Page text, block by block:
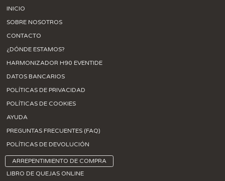
INICIO
SOBRE NOSOTROS
CONTACTO
¿DÓNDE ESTAMOS?
HARMONIZADOR H90 EVENTIDE
DATOS BANCARIOS
POLÍTICAS DE PRIVACIDAD
POLÍTICAS DE COOKIES
AYUDA
PREGUNTAS FRECUENTES (FAQ)
POLÍTICAS DE DEVOLUCIÓN
ARREPENTIMIENTO DE COMPRA
LIBRO DE QUEJAS ONLINE